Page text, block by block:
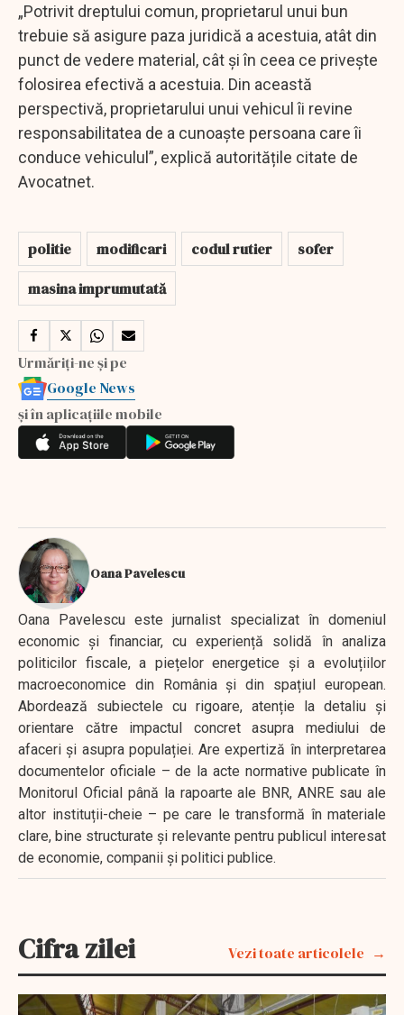
„Potrivit dreptului comun, proprietarul unui bun
trebuie să asigure paza juridică a acestuia, atât din
punct de vedere material, cât și în ceea ce privește
folosirea efectivă a acestuia. Din această
perspectivă, proprietarului unui vehicul îi revine
responsabilitatea de a cunoaște persoana care îi
conduce vehiculul”, explică autoritățile citate de
Avocatnet.
politie modificari codul rutier
sofer
masina imprumutată
Urmăriți-ne și pe
Google News
și în aplicațiile mobile
Oana Pavelescu
Oana Pavelescu este jurnalist specializat în domeniul
economic și financiar, cu experiență solidă în analiza
politicilor fiscale, a piețelor energetice și a evoluțiilor
macroeconomice din România și din spațiul european.
Abordează subiectele cu rigoare, atenție la detaliu și
orientare către impactul concret asupra mediului de
afaceri și asupra populației. Are expertiză în interpretarea
documentelor oficiale – de la acte normative publicate în
Monitorul Oficial până la rapoarte ale BNR, ANRE sau ale
altor instituții-cheie – pe care le transformă în materiale
clare, bine structurate și relevante pentru publicul interesat
de economie, companii și politici publice.
Cifra zilei Vezi toate articolele